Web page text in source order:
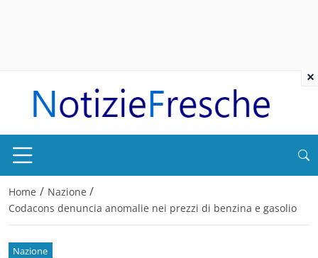
Home / Nazione /
Codacons denuncia anomalie nei prezzi di benzina e gasolio
Nazione
×